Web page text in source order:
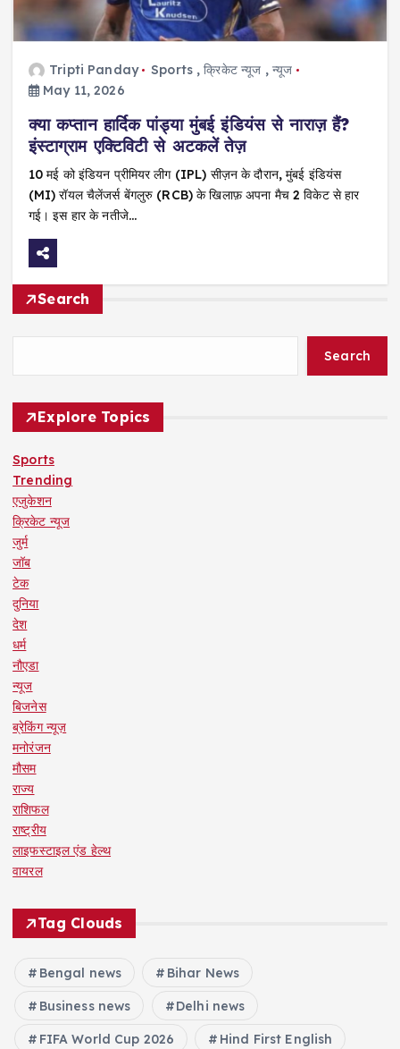
Tripti Panday Sports ,क्रिकेट न्यूज , न्यूज
May 11, 2026
क्या कप्तान हार्दिक पांड्या मुंबई इंडियंस से नाराज़ हैं?
इंस्टाग्राम एक्टिविटी से अटकलें तेज़
10 मई को इंडियन प्रीमियर लीग (IPL) सीज़न के दौरान, मुंबई इंडियंस
(MI) रॉयल चैलेंजर्स बेंगलुरु (RCB) के खिलाफ़ अपना मैच 2 विकेट से हार
गई। इस हार के नतीजे…
Search
Search
Explore Topics
Sports
Trending
एजुकेशन
क्रिकेट न्यूज
जुर्म
जॉब
टेक
दुनिया
देश
धर्म
नौएडा
न्यूज
बिजनेस
ब्रेकिंग न्यूज़
मनोरंजन
मौसम
राज्य
राशिफल
राष्ट्रीय
लाइफस्टाइल एंड हेल्थ
वायरल
Tag Clouds
Bengal news Bihar News
Business news Delhi news
FIFA World Cup 2026 Hind First English